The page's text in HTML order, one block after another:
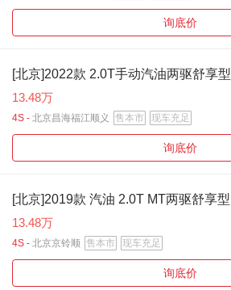
询底价
[北京]2022款 2.0T手动汽油两驱舒享型
13.48万
4S - 北京昌海福江顺义 售本市 现车充足
询底价
[北京]2019款 汽油 2.0T MT两驱舒享型
13.48万
4S - 北京京铃顺 售本市 现车充足
询底价